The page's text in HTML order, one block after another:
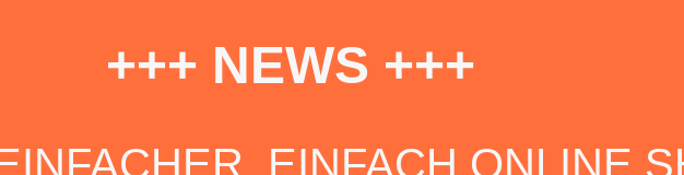
+++ NEWS +++
EINFACH ONLINE